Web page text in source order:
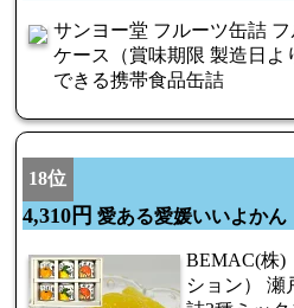
サンヨー堂 フルーツ缶詰 フ
ケース（賞味期限 製造日よ
できる携帯食品缶詰
18位
4,310円 愛ある愛媛いいよかん
BEMAC(株)
ション） 瀬